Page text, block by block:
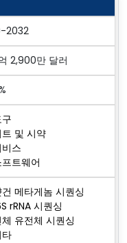
2032
2,900만 달러
트 및 시약
스
프트웨어
메타게놈 시퀀싱
rRNA 시퀀싱
체 유전체 시퀀싱
타